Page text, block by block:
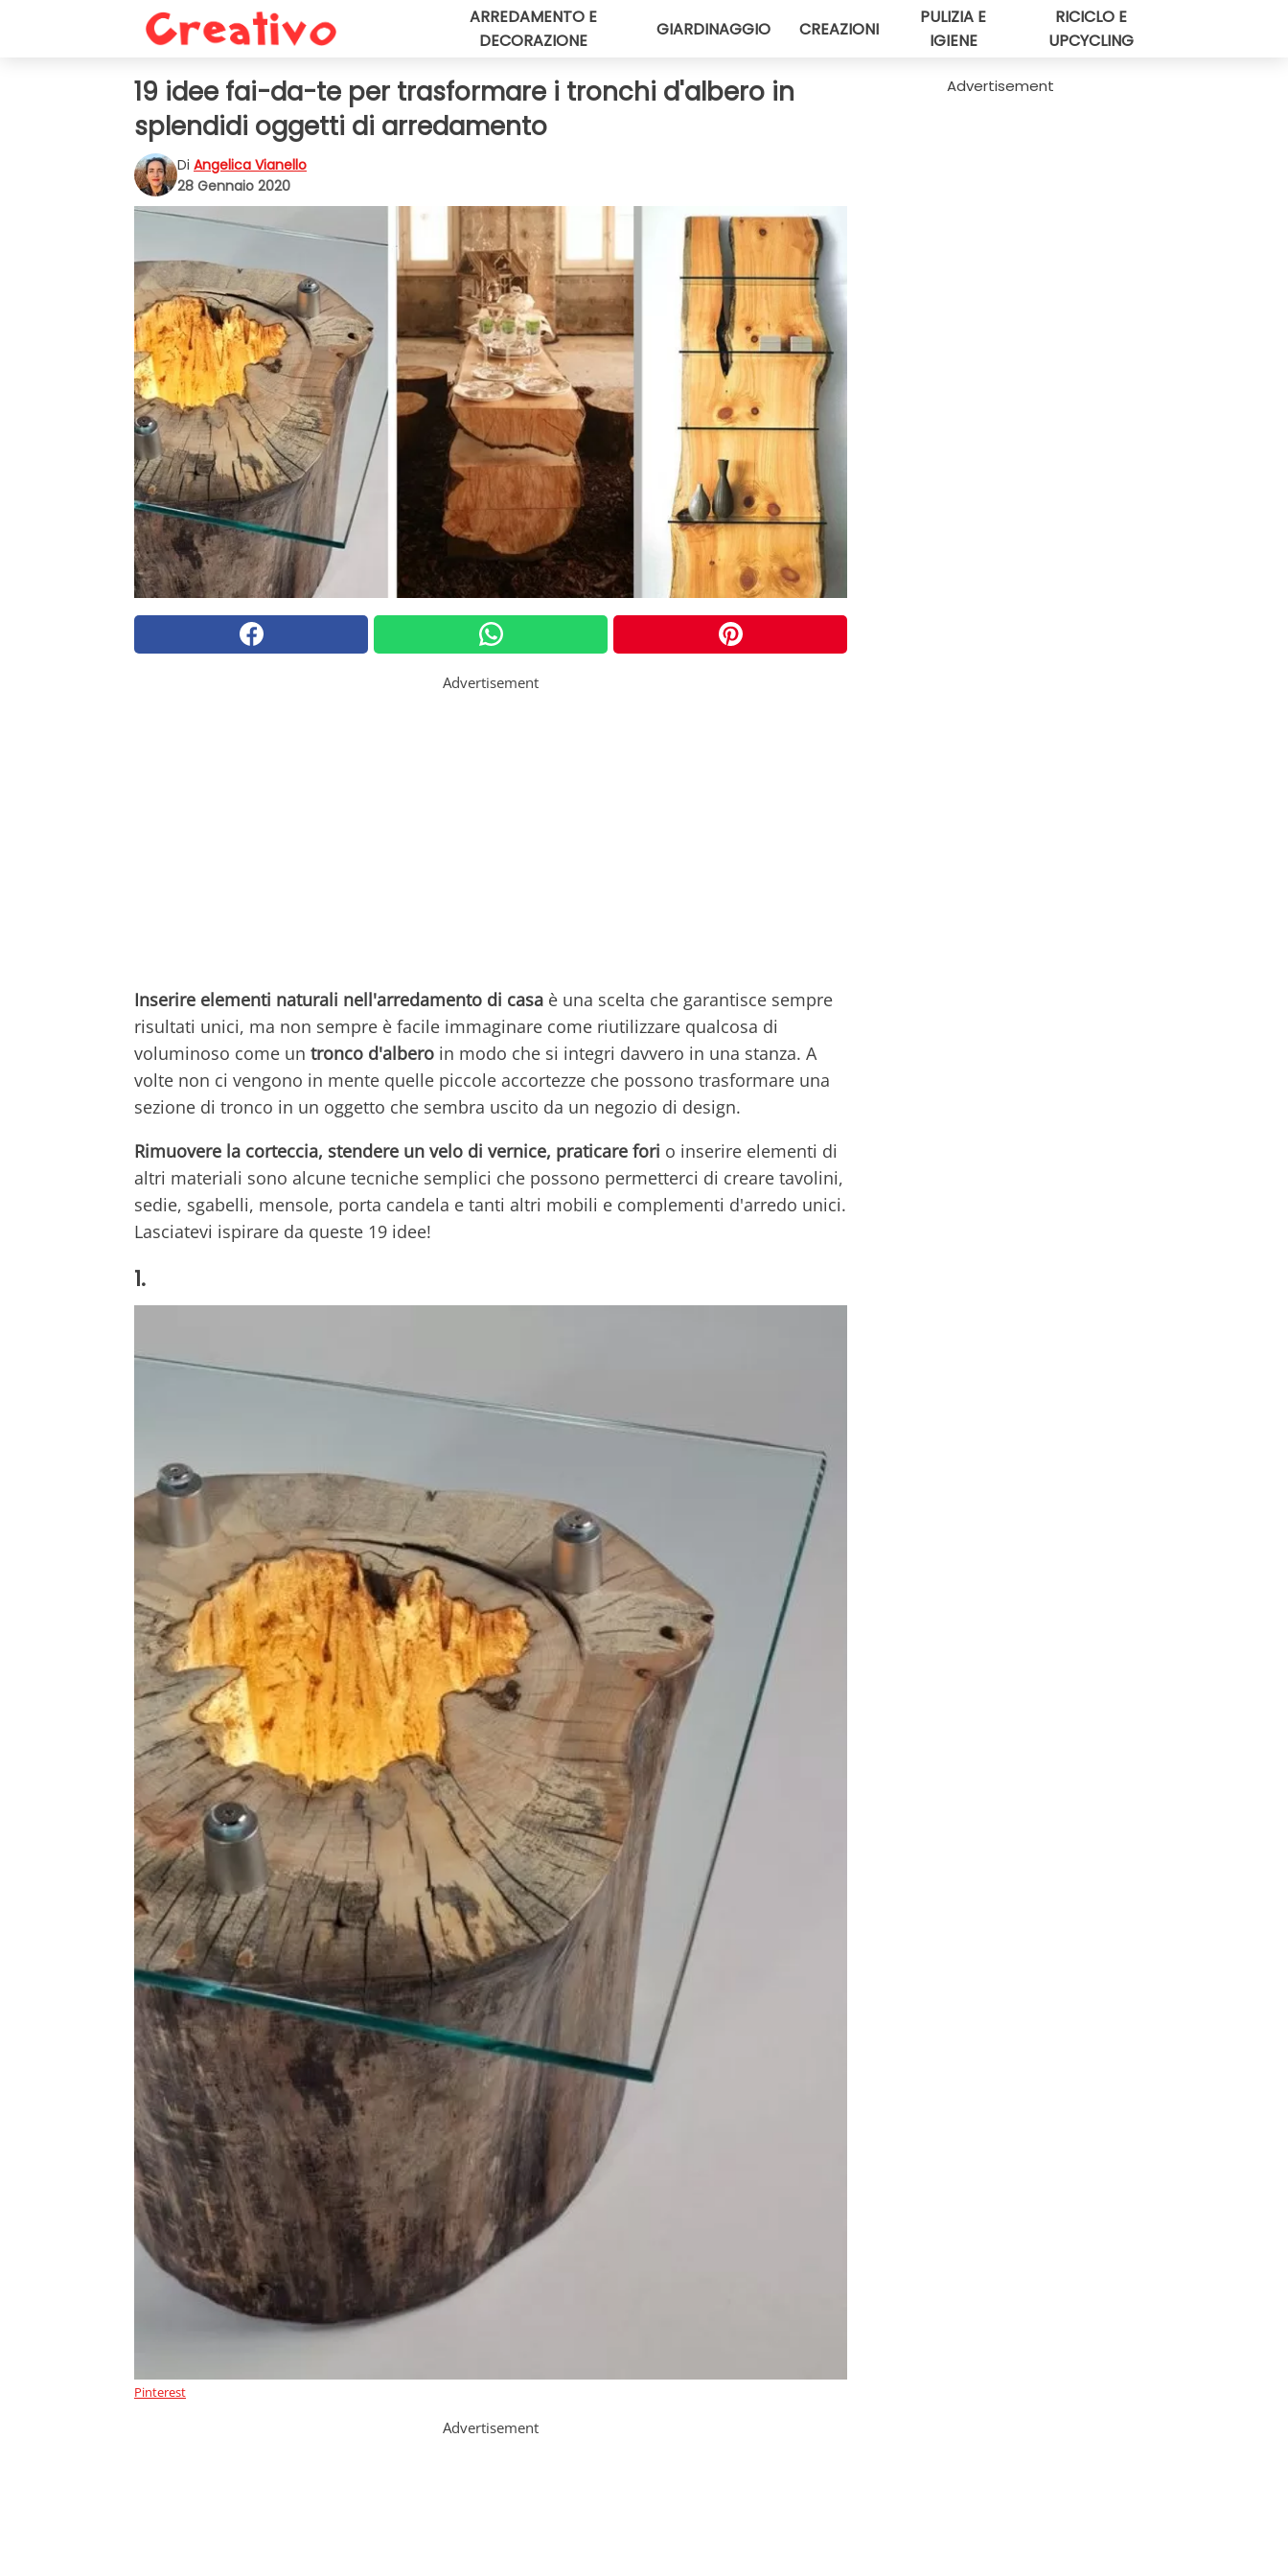
ARREDAMENTO E
DECORAZIONE
GIARDINAGGIO CREAZIONI
PULIZIA E
IGIENE
RICICLO E
UPCYCLING
19 idee fai-da-te per trasformare i tronchi d'albero in
splendidi oggetti di arredamento
Di Angelica Vianello
28 Gennaio 2020
Advertisement
Inserire elementi naturali nell'arredamento di casa è una scelta che garantisce sempre
risultati unici, ma non sempre è facile immaginare come riutilizzare qualcosa di
voluminoso come un tronco d'albero in modo che si integri davvero in una stanza. A
volte non ci vengono in mente quelle piccole accortezze che possono trasformare una
sezione di tronco in un oggetto che sembra uscito da un negozio di design.
Rimuovere la corteccia, stendere un velo di vernice, praticare fori o inserire elementi di
altri materiali sono alcune tecniche semplici che possono permetterci di creare tavolini,
sedie, sgabelli, mensole, porta candela e tanti altri mobili e complementi d'arredo unici.
Lasciatevi ispirare da queste 19 idee!
1.
Pinterest
Advertisement
Advertisement